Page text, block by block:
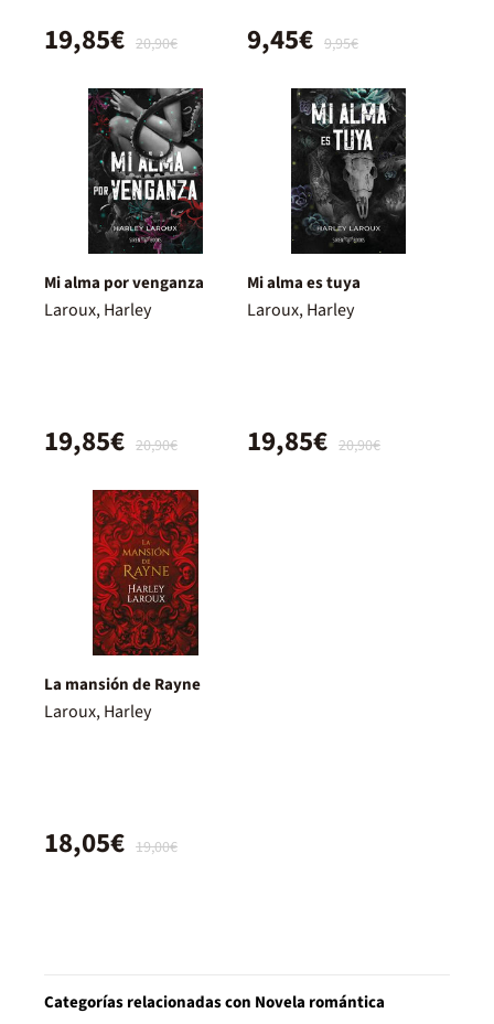
20,90€
19,85€ 9,95€
9,45€
Mi alma por venganza
Laroux, Harley
20,90€
19,85€
Mi alma es tuya
Laroux, Harley
20,90€
19,85€
La mansión de Rayne
Laroux, Harley
19,00€
18,05€
Categorías relacionadas con Novela romántica